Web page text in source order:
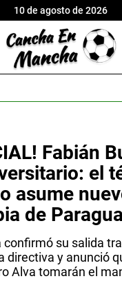
10 de agosto de 2026
Fabián
el
asume
de
confirmó su salida
directiva y anunció
Alva tomarán el